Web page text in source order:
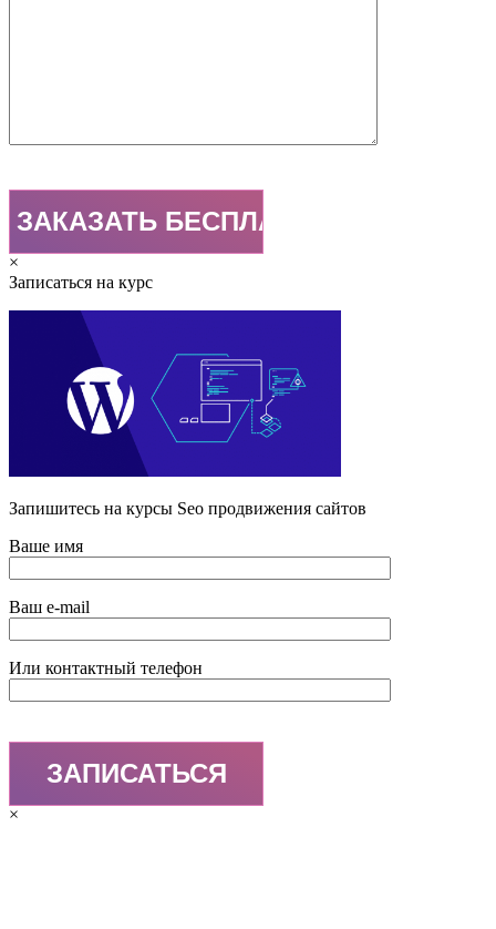
×
Записаться на курс
Запишитесь на курсы Seo продвижения сайтов
Ваше имя
Ваш e-mail
Или контактный телефон
×